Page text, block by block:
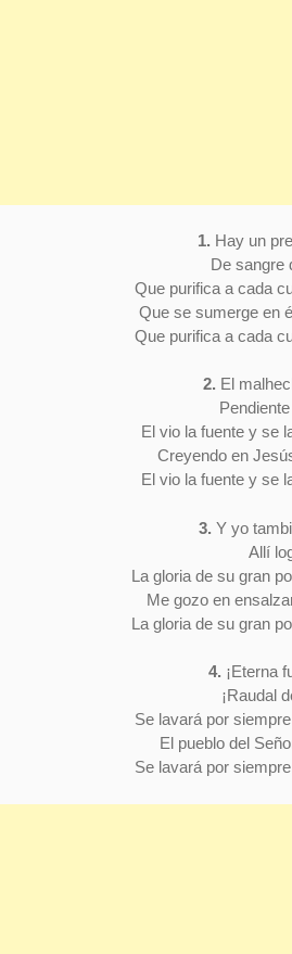
1. Hay un
De sangre
Que purifica a cada
Que se sumerge en
Que purifica a cada
2. El
El vio la fuente y se
Creyendo en
El vio la fuente y se
3. Y yo
Allí
La gloria de su gran
Me gozo en
La gloria de su gran
4. ¡Eterna
¡Raudal
Se lavará por
El pueblo del
Se lavará por